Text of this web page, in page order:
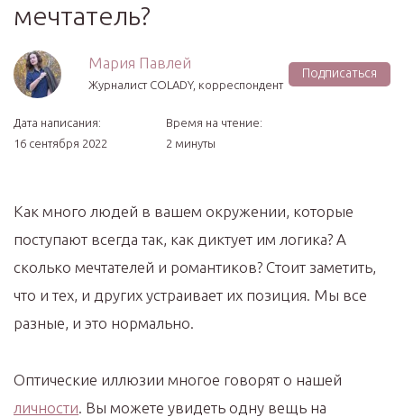
мечтатель?
Мария Павлей
Журналист COLADY, корреспондент
Подписаться
Дата написания:
16 сентября 2022
Время на чтение:
2 минуты
Как много людей в вашем окружении, которые
поступают всегда так, как диктует им логика? А
сколько мечтателей и романтиков? Стоит заметить,
что и тех, и других устраивает их позиция. Мы все
разные, и это нормально.
Оптические иллюзии многое говорят о нашей
личности. Вы можете увидеть одну вещь на